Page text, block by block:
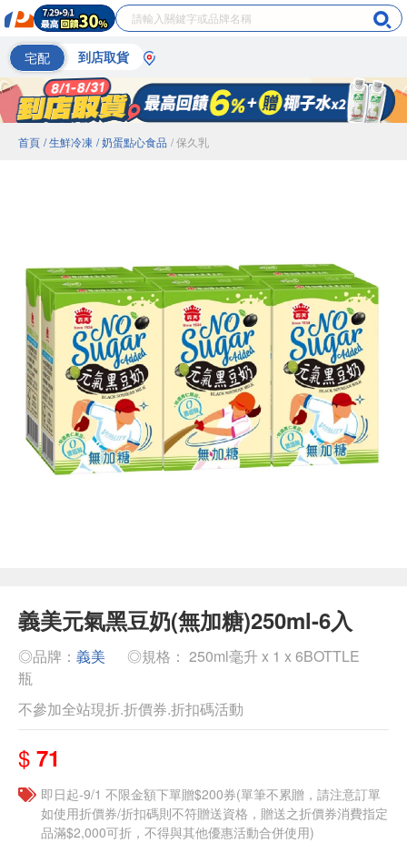
宅配 到店取貨
首頁 / 生鮮冷凍 / 奶蛋點心食品 / 保久乳
義美元氣黑豆奶(無加糖)250ml-6入
◎品牌： 義美
◎規格： 250ml毫升 x 1 x 6BOTTLE
瓶
不參加全站現折.折價券.折扣碼活動
$ 71
即日起-9/1 不限金額下單贈$200券(單筆不累贈，請注意訂單
如使用折價券/折扣碼則不符贈送資格，贈送之折價券消費指定
品滿$2,000可折，不得與其他優惠活動合併使用)